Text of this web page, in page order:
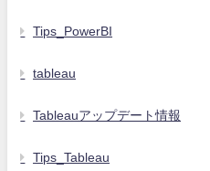
Tips_PowerBI
tableau
Tableauアップデート情報
Tips_Tableau